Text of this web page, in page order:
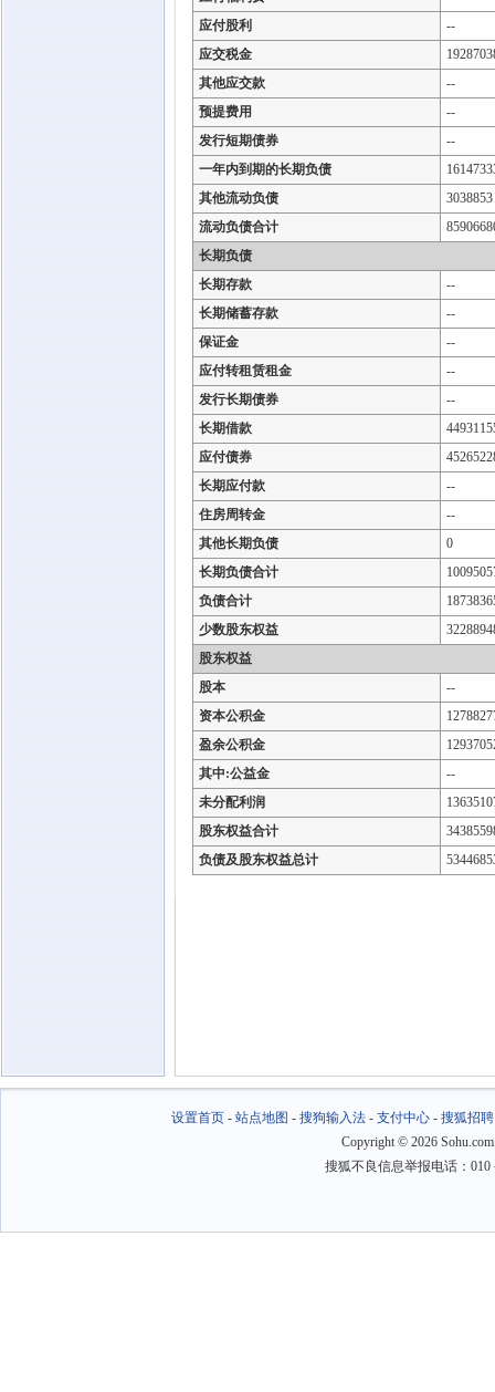
应付股利
--
应交税金
其他应交款
--
预提费用
--
发行短期债券
--
一年内到期的长期负债
其他流动负债
3038853
流动负债合计
长期负债
长期存款
--
长期储蓄存款
--
保证金
--
应付转租赁租金
--
发行长期债券
--
长期借款
应付债券
长期应付款
--
住房周转金
--
其他长期负债
0
长期负债合计
负债合计
少数股东权益
股东权益
股本
--
资本公积金
盈余公积金
其中:公益金
--
未分配利润
股东权益合计
负债及股东权益总计
设置首页- 站点地图 - 搜狗输入法- 支付中心- 搜狐招聘
Copyright © 2026
搜狐不良信息举报电话：010